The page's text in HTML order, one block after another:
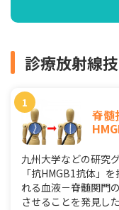
診療放射線
脊髄
九州大学などの研究
「抗HMGB1抗体」
れる血液－脊髄関門
させることを発見し